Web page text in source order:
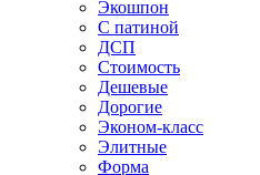
Экошпон
С патиной
ДСП
Стоимость
Дешевые
Дорогие
Эконом-класс
Элитные
Форма